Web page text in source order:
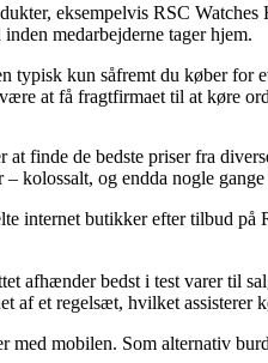
eksempelvis RSC
medarbejderne tager hjem.
kun såfremt du køber for
at få fragtfirmaet til at køre
finde de bedste priser fra
kolossalt, og endda nogle
internet butikker efter tilbud
afhænder bedst i test varer til
af et regelsæt, hvilket assisterer
mobilen. Som alternativ